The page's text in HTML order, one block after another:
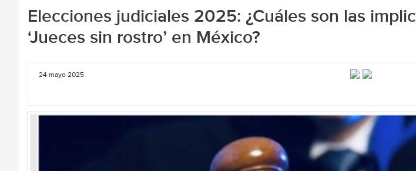
Elecciones judiciales 2025: ¿Cuáles son las
‘Jueces sin rostro’ en México?
24 mayo 2025